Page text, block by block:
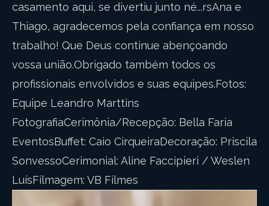
casamento aqui, se divertiu junto né...rsAna e
Thiago, agradecemos pela confiança em nosso
trabalho! Que Deus continue abençoando
vossa união.Obrigado também todos os
profissionais envolvidos e suas equipes.Fotos:
Equipe Leandro Marttins
FotografiaCerimônia/Recepção: Bella Faria
EventosBuffet: Caio CirqueiraDecoração: Priscila
SonvessoCerimonial: Aline Faccipieri / Weslen
LuísFilmagem: VB Filmes